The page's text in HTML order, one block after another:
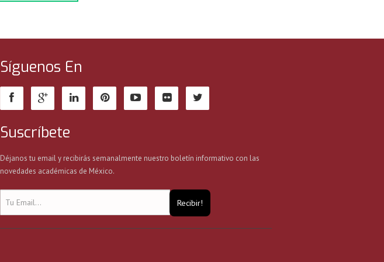
Síguenos En
Suscríbete
Déjanos tu email y recibirás semanalmente nuestro boletín informativo con las
novedades académicas de México.
Recibir!